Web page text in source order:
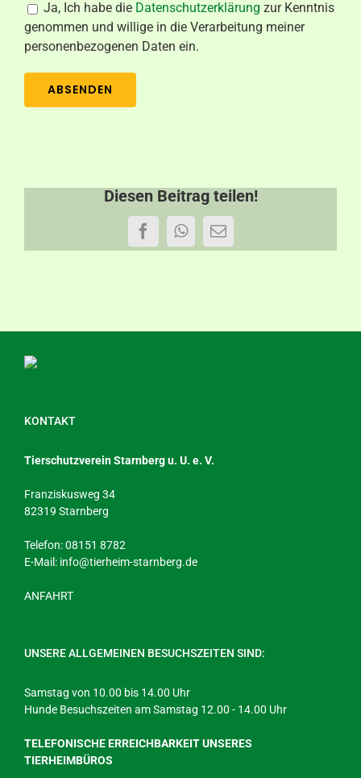
Ja, Ich habe die Datenschutzerklärung zur Kenntnis
genommen und willige in die Verarbeitung meiner
personenbezogenen Daten ein.
Diesen Beitrag teilen!
FacebookWhatsApp
E-
Mail
KONTAKT
Tierschutzverein Starnberg u. U. e. V.
Franziskusweg 34
82319 Starnberg
Telefon: 08151 8782
E-Mail: info@tierheim-starnberg.de
ANFAHRT
UNSERE ALLGEMEINEN BESUCHSZEITEN SIND:
Samstag von 10.00 bis 14.00 Uhr
Hunde Besuchszeiten am Samstag 12.00 - 14.00 Uhr
TELEFONISCHE ERREICHBARKEIT UNSERES
TIERHEIMBÜROS